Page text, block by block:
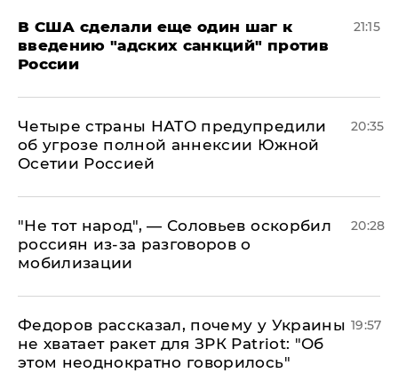
В США сделали еще один шаг к
введению "адских санкций" против
России
21:15
Четыре страны НАТО предупредили
об угрозе полной аннексии Южной
Осетии Россией
20:35
​"Не тот народ", — Соловьев оскорбил
россиян из-за разговоров о
мобилизации
20:28
Федоров рассказал, почему у Украины
не хватает ракет для ЗРК Patriot: "Об
этом неоднократно говорилось"
19:57